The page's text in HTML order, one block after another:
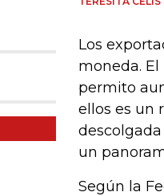
Los
moneda.
permito
ellos es un
un
Según la